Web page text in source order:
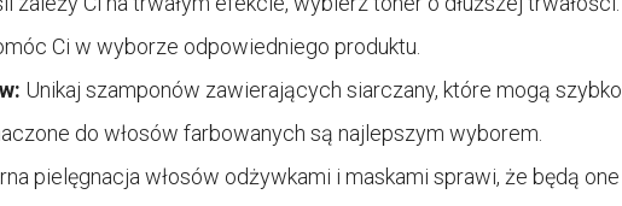
Ci w wyborze odpowiedniego produktu.
Unikaj szamponów zawierających siarczany, które mogą szybko
do włosów farbowanych są najlepszym wyborem.
pielęgnacja włosów odżywkami i maskami sprawi, że będą one